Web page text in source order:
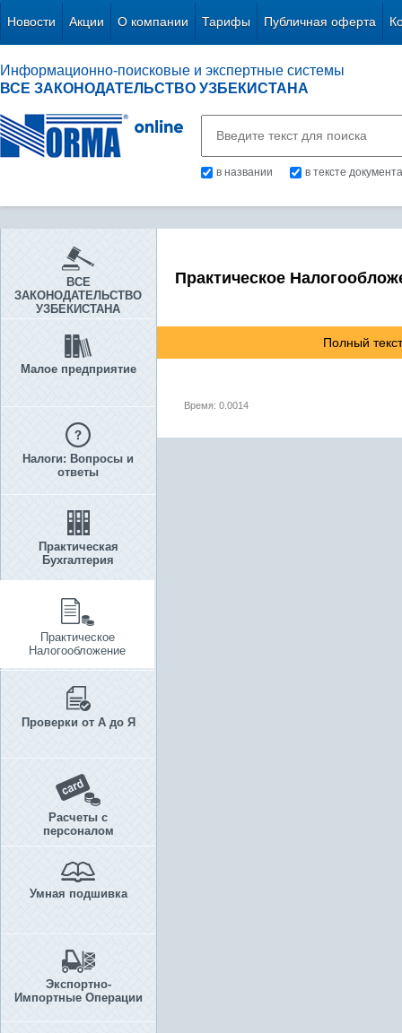
Новости Акции О компании Тарифы Публичная оферта
Информационно-поисковые и экспертные системы
ВСЕ ЗАКОНОДАТЕЛЬСТВО УЗБЕКИСТАНА
в названии в тексте документа
ВСЕ
ЗАКОНОДАТЕЛЬСТВО
УЗБЕКИСТАНА
Малое предприятие
Налоги: Вопросы и
ответы
Практическая
Бухгалтерия
Практическое
Налогообложение
Проверки от А до Я
Расчеты с
персоналом
Умная подшивка
Экспортно-
Импортные Операции
Практическое
Полный
Время: 0.0014